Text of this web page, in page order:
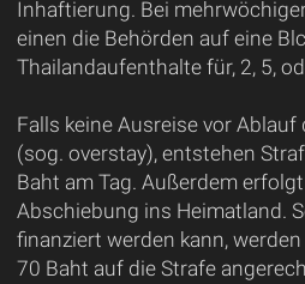
Inhaftierung. Bei
einen die Behörden auf eine
Thailandaufenthalte für, 2, 5,
Falls keine Ausreise vor
(sog. overstay), entstehen
Baht am Tag. Außerdem
Abschiebung ins Heimatland.
finanziert werden kann,
70 Baht auf die Strafe